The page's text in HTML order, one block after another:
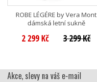
ROBE LÉGÉRE by Vera Mont
dámská letní sukně
2 299 Kč 3 299 Kč
Akce, slevy na váš e-mail